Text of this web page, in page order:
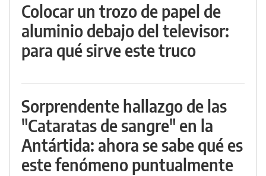
Colocar un trozo de papel de
aluminio debajo del televisor:
para qué sirve este truco
Sorprendente hallazgo de las
"Cataratas de sangre" en la
Antártida: ahora se sabe qué es
este fenómeno puntualmente